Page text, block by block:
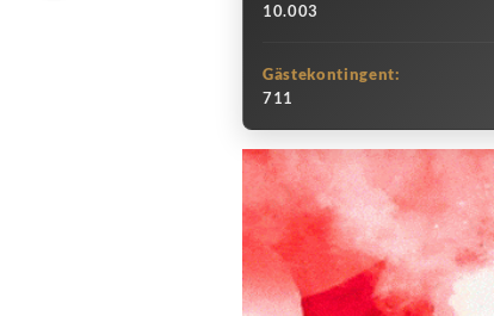
10.003
Gästekontingent:
711